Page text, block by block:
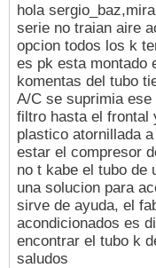
hola
serie no traian aire
opcion todos los k
es pk esta montado
komentas del tubo
A/C se suprimia
filtro hasta el frontal
plastico atornillada
estar el compresor
no t kabe el tubo de
una solucion para
sirve de ayuda, el
acondicionados es
encontrar el tubo k
saludos